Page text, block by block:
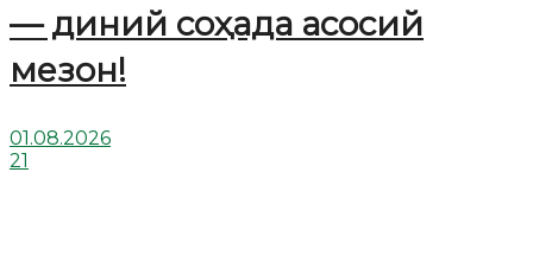
— диний соҳада асосий
мезон!
01.08.2026
21